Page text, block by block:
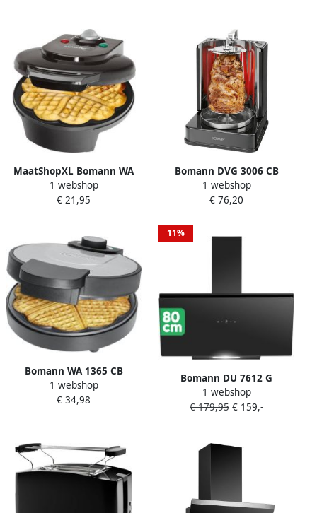
MaatShopXL Bomann WA
5018 CB Wafelijzer
Hartwafels Zwart
1 webshop
€ 21,95
Bomann DVG 3006 CB
Multigrill Shoarmagrill
Kebab grill kippengrill
1 webshop
€ 76,20
Bomann WA 1365 CB
Wafelijzer Hartvormig 1000
Watt
1 webshop
€ 34,98
11%
Bomann DU 7612 G
Hoofdvrije afzuigkap 80cm
afzuigkap voor recirculatie
1 webshop
€ 179,95 € 159,-